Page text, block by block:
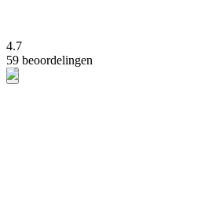
4.7
59 beoordelingen